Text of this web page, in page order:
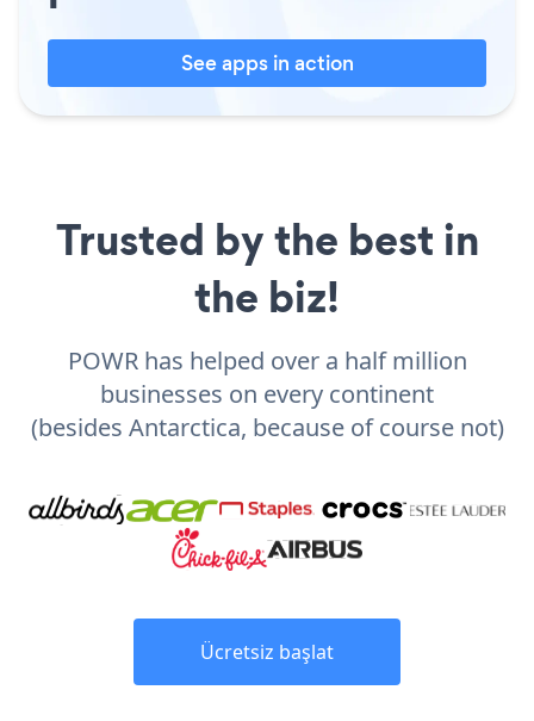
See apps in action
Trusted by the best in
the biz!
POWR has helped over a half million
businesses on every continent
(besides Antarctica, because of course not)
Ücretsiz başlat